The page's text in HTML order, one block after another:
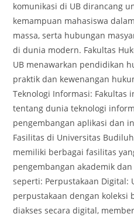
komunikasi di UB dirancang
kemampuan mahasiswa
massa, serta hubungan
di dunia modern. Fakultas
UB menawarkan pendidikan
praktik dan kewenangan
Teknologi Informasi: Fakultas
tentang dunia teknologi
pengembangan aplikasi dan
Fasilitas di Universitas
memiliki berbagai fasilitas
pengembangan akademik
seperti: Perpustakaan Digital:
perpustakaan dengan
diakses secara digital,